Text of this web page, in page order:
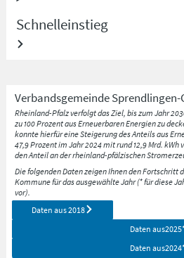
Schnelleinstieg
Verbandsgemeinde Sprendlingen-
Rheinland-Pfalz verfolgt das Ziel, bis zum Jahr
zu 100 Prozent aus Erneuerbaren Energien zu
konnte hierfür eine Steigerung des Anteils aus
47,9 Prozent im Jahr 2024 mit rund 12,9 Mrd. kWh
den Anteil an der rheinland-pfälzischen
Die folgenden Daten zeigen Ihnen den Fortschritt
Kommune für das ausgewählte Jahr (* für diese
vor).
Daten aus2018
Daten aus2025
Daten aus2024